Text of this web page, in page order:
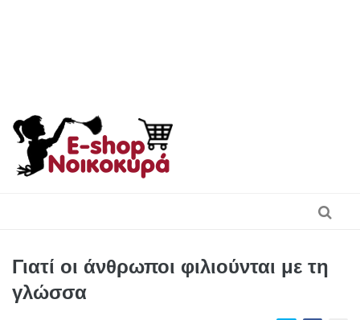
Γιατί οι άνθρωποι φιλιούνται με τη
γλώσσα